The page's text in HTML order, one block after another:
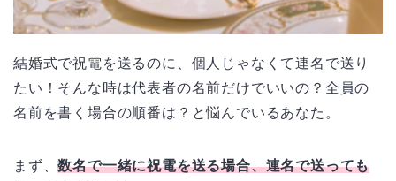
結婚式で祝電を送るのに、個人じゃなくて連名で送り
たい！そんな時は代表者の名前だけでいいの？全員の
名前を書く場合の順番は？と悩んでいるあなた。
まず、数名で一緒に祝電を送る場合、連名で送っても